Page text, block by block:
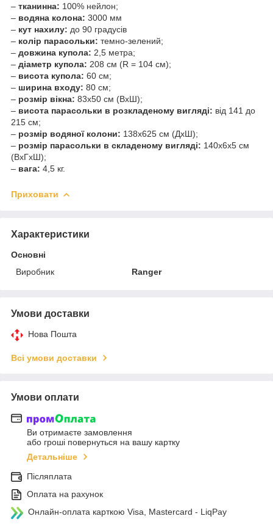
– тканинна: 100% нейлон;
– водяна колона: 3000 мм
– кут нахилу: до 90 градусів
– колір парасольки: темно-зелений;
– довжина купола: 2,5 метра;
– діаметр купола: 208 см (R = 104 см);
– висота купола: 60 см;
– ширина входу: 80 см;
– розмір вікна: 83х50 см (ВхШ);
– висота парасольки в розкладеному вигляді: від 141 до
215 cм;
– розмір водяної колони: 138х625 см (ДхШ);
– розмір парасольки в складеному вигляді: 140х6х5 см
(ВхГхШ);
– вага: 4,5 кг.
Приховати
Характеристики
Основні
Виробник
Ranger
Умови доставки
Нова Пошта
Всі умови доставки
Умови оплати
Ви отримаєте замовлення
або гроші повернуться на вашу картку
Детальніше
Післяплата
Оплата на рахунок
Онлайн-оплата карткою Visa, Mastercard - LiqPay